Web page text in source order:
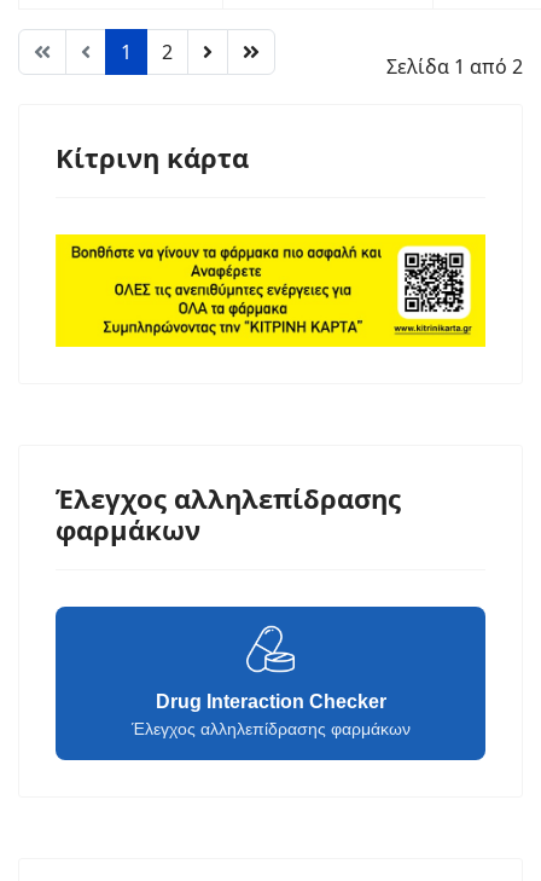
1 2
Σελίδα 1 από 2
Κίτρινη κάρτα
Έλεγχος αλληλεπίδρασης
φαρμάκων
Drug Interaction Checker
Έλεγχος αλληλεπίδρασης φαρμάκων